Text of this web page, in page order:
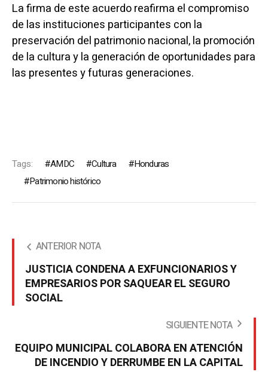
La firma de este acuerdo reafirma el compromiso
de las instituciones participantes con la
preservación del patrimonio nacional, la promoción
de la cultura y la generación de oportunidades para
las presentes y futuras generaciones.
Tags: AMDC Cultura
Honduras
Patrimonio histórico
ANTERIOR NOTA
JUSTICIA CONDENA A EXFUNCIONARIOS Y
EMPRESARIOS POR SAQUEAR EL SEGURO
SOCIAL
SIGUIENTE NOTA
EQUIPO MUNICIPAL COLABORA EN ATENCIÓN
DE INCENDIO Y DERRUMBE EN LA CAPITAL